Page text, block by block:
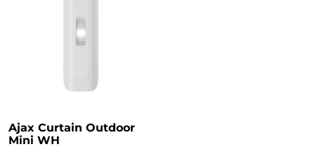
Ajax Curtain Outdoor
Mini WH